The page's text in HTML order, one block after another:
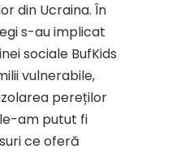
din Ucraina. În
s-au implicat
sociale BufKids
vulnerabile,
pereților
am putut fi
ce oferă